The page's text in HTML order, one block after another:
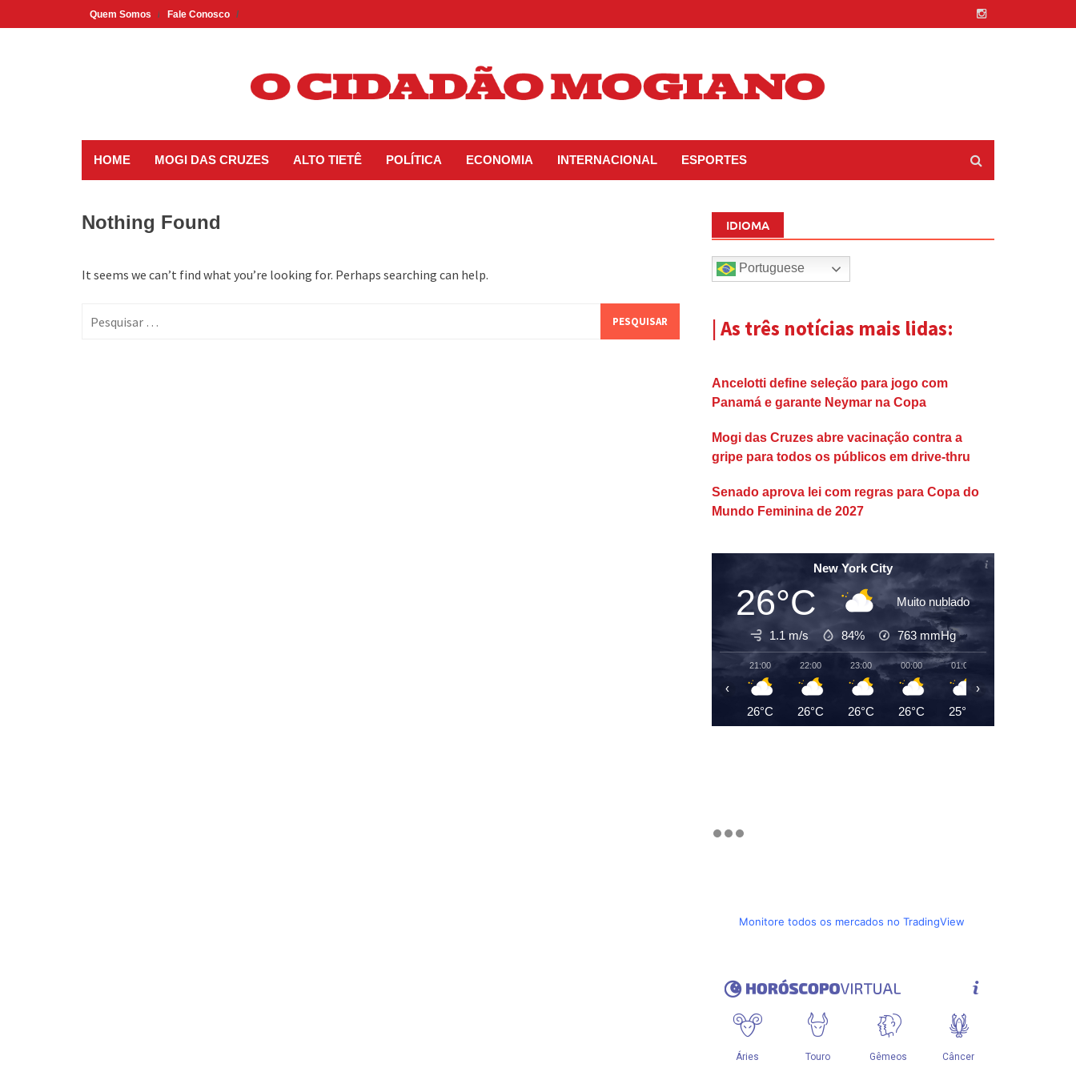
to
Quem Somos Fale Conosco
HOME MOGI DAS CRUZES ALTO TIETÊ POLÍTICA ECONOMIA INTERNACIONAL ESPORTES
Nothing Found
It seems we can’t find what you’re looking for. Perhaps searching can help.
por:
IDIOMA
Portuguese
| As três notícias mais lidas:
Ancelotti define seleção para jogo com
Panamá e garante Neymar na Copa
Mogi das Cruzes abre vacinação contra a
gripe para todos os públicos em drive-thru
Senado aprova lei com regras para Copa do
Mundo Feminina de 2027
New York City
26°C Muito nublado
1.1 m/s 84% 763 mmHg
21:00
26°C
22:00
26°C
23:00
26°C
00:00
26°C
01:00
25°C
‹ ›
Monitore todos os mercados no TradingView